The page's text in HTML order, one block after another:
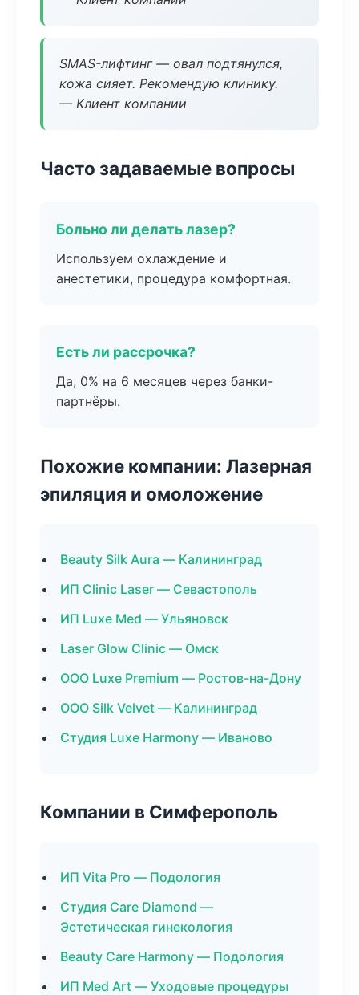
SMAS-лифтинг — овал подтянулся,
кожа сияет. Рекомендую клинику.
— Клиент компании
Часто задаваемые вопросы
Больно ли делать лазер?
Используем охлаждение и
анестетики, процедура комфортная.
Есть ли рассрочка?
Да, 0% на 6 месяцев через банки-
партнёры.
Похожие компании: Лазерная
эпиляция и омоложение
Beauty Silk Aura — Калининград
ИП Clinic Laser — Севастополь
ИП Luxe Med — Ульяновск
Laser Glow Clinic — Омск
ООО Luxe Premium — Ростов-на-Дону
ООО Silk Velvet — Калининград
Студия Luxe Harmony — Иваново
Компании в Симферополь
ИП Vita Pro — Подология
Студия Care Diamond —
Эстетическая гинекология
Beauty Care Harmony — Подология
ИП Med Art — Уходовые процедуры